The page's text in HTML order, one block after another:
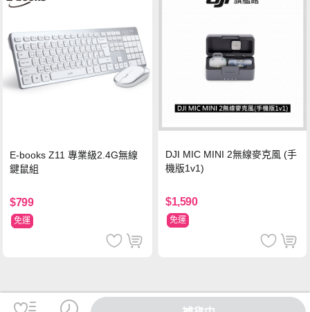
E-books Z11 專業級2.4G無線
鍵鼠組
$799
免運
DJI MIC MINI 2無線麥克風 (手
機版1v1)
$1,590
免運